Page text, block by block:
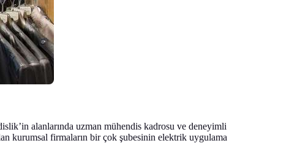
alanlarında uzman mühendis kadrosu ve deneyimli
kurumsal firmaların bir çok şubesinin elektrik uygulama